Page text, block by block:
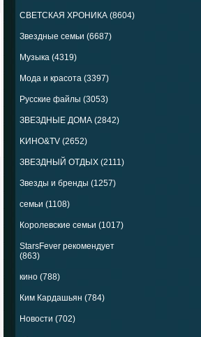
СВЕТСКАЯ ХРОНИКА (8604)
Звездные семьи (6687)
Музыка (4319)
Мода и красота (3397)
Русские файлы (3053)
ЗВЕЗДНЫЕ ДОМА (2842)
KИНО&TV (2652)
ЗВЕЗДНЫЙ ОТДЫХ (2111)
Звезды и бренды (1257)
семьи (1108)
Королевские семьи (1017)
StarsFever рекомендует
(863)
кино (788)
Ким Кардашьян (784)
Новости (702)